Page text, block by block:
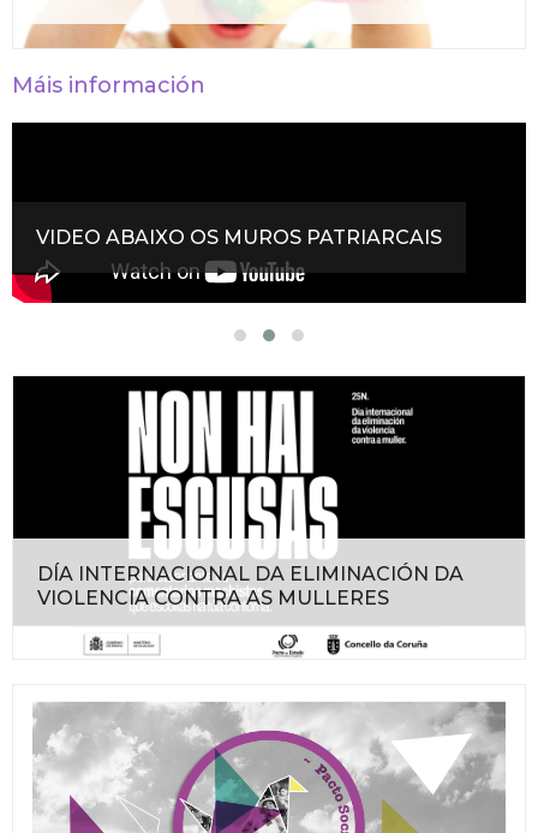
Máis información
ABAIXO OS MUROS PATRIARCAIS
DÍA INTERNACIONAL DA ELIMINACIÓN DA
VIOLENCIA CONTRA AS MULLERES